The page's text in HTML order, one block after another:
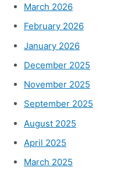
March 2026
February 2026
January 2026
December 2025
November 2025
September 2025
August 2025
April 2025
March 2025